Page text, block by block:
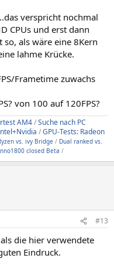
verspricht nochmal
CPUs und erst dann
als wäre eine 8Kern
lahme Krücke.
Frametime zuwachs
von 100 auf 120FPS?
AM4/Suche nach PC
/GPU-Tests: Radeon
vs. ivy Bridge / Dual ranked vs.
closed Beta /
#13
die hier verwendete
Eindruck.